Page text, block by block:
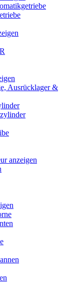
Ausrücklager &
anzeigen